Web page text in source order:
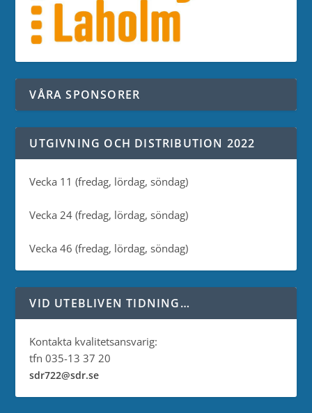
VÅRA SPONSORER
UTGIVNING OCH DISTRIBUTION 2022
Vecka 11 (fredag, lördag, söndag)
Vecka 24 (fredag, lördag, söndag)
Vecka 46 (fredag, lördag, söndag)
VID UTEBLIVEN TIDNING…
Kontakta kvalitetsansvarig:
tfn 035-13 37 20
sdr722@sdr.se